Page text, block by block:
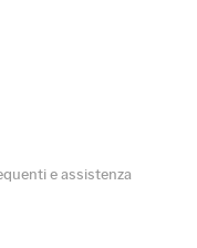
e assistenza